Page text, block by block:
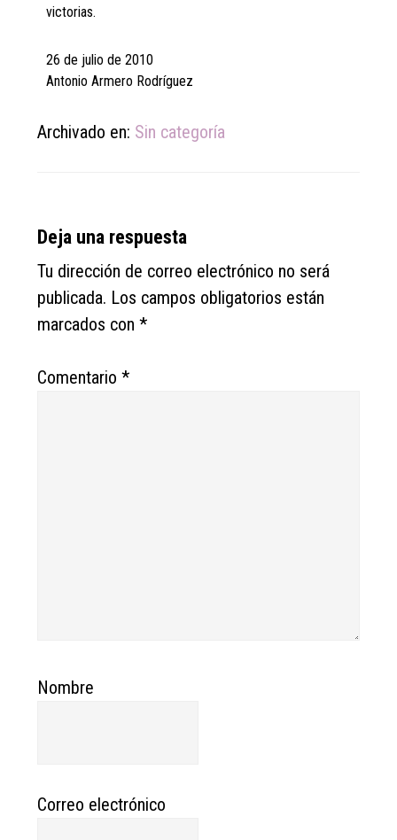
victorias.
26 de julio de 2010
Antonio Armero Rodríguez
Archivado en: Sin categoría
Reader
Interactions
Deja una respuesta
Tu dirección de correo electrónico no será
publicada. Los campos obligatorios están
marcados con*
Comentario*
Nombre
Correo electrónico